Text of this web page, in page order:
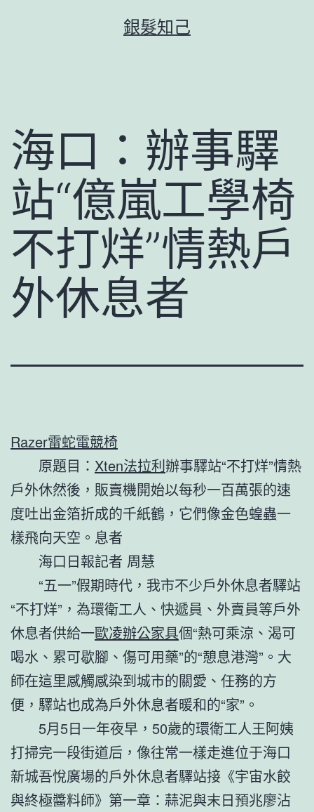
銀髮知己
海口：辦事驛
站“億嵐工學椅
不打烊”情熱戶
外休息者
Razer雷蛇電競椅
原題目： Xten法拉利辦事驛站“不打烊”情熱
戶外休然後，販賣機開始以每秒一百萬張的速
度吐出金箔折成的千紙鶴，它們像金色蝗蟲一
樣飛向天空。息者
海口日報記者 周慧
“五一”假期時代，我市不少戶外休息者驛站
“不打烊”，為環衛工人、快遞員、外賣員等戶外
休息者供給一歐凌辦公家具個“熱可乘涼、渴可
喝水、累可歇腳、傷可用藥”的“憩息港灣”。大
師在這里感觸感染到城市的關愛、任務的方
便，驛站也成為戶外休息者暖和的“家”。
5月5日一年夜早，50歲的環衛工人王阿姨
打掃完一段街道后，像往常一樣走進位于海口
新城吾悅廣場的戶外休息者驛站接《宇宙水餃
與終極醬料師》第一章：蒜泥與末日預兆廖沾